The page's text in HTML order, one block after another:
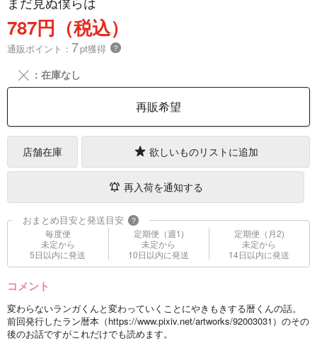
787円（税込）
通販ポイント： 7pt獲得 ？
╳ ：在庫なし
再販希望
店舗在庫 欲しいものリストに追加
再入荷を通知する
おまとめ目安と発送目安 ?
毎度便
未定から
5日以内に発送
定期便（週1)
未定から
10日以内に発送
定期便（月2)
未定から
14日以内に発送
コメント
変わらないランガくんと変わっていくことにやきもきする暦くんの話。
前回発行したラン暦本（https://www.pixiv.net/artworks/92003031）のその
後のお話ですがこれだけでも読めます。